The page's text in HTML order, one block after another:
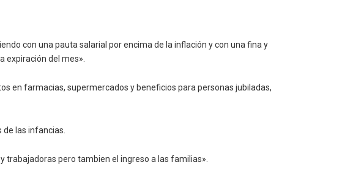
con una pauta salarial por encima de la inflación y con una fina y
expiración del mes».
en farmacias, supermercados y beneficios para personas jubiladas,
las infancias.
pero tambien el ingreso a las familias».